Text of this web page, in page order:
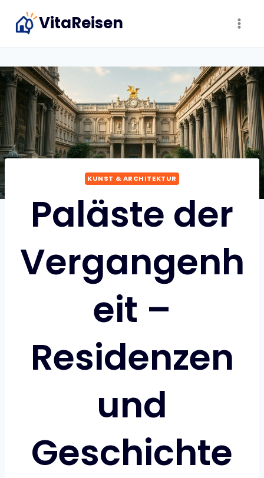
Inhalt
VitaReisen
KUNST & ARCHITEKTUR
Paläste der
Vergangenh
eit –
Residenzen
und
Geschichte